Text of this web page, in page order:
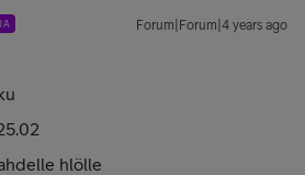
Forum|Forum|4 years ago
hlölle